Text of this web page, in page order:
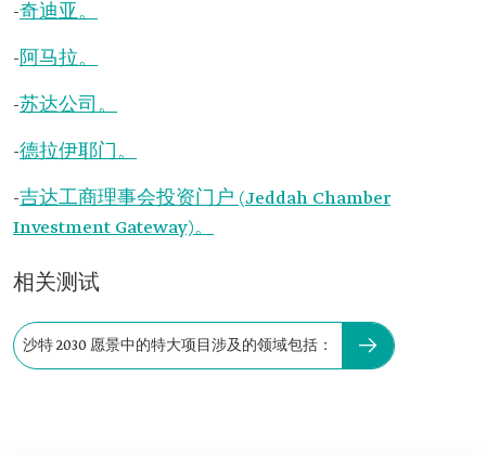
-奇迪亚。
-阿马拉。
-苏达公司。
-德拉伊耶门。
-吉达工商理事会投资门户 (Jeddah Chamber
Investment Gateway)。
相关测试
沙特 2030 愿景中的特大项目涉及的领域包括：